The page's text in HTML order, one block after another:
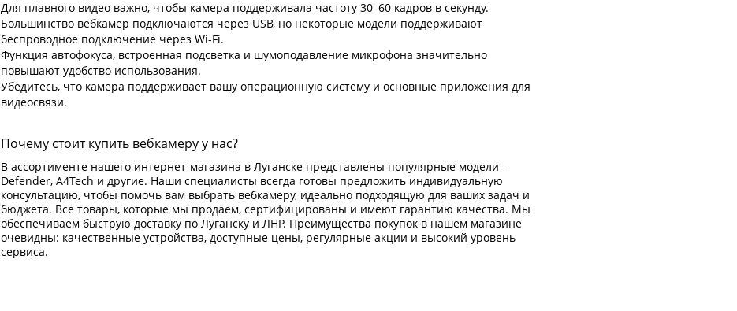
Для плавного видео важно, чтобы камера поддерживала частоту 30–60 кадров в секунду.
Большинство вебкамер подключаются через USB, но некоторые модели поддерживают
беспроводное подключение через Wi-Fi.
Функция автофокуса, встроенная подсветка и шумоподавление микрофона значительно
повышают удобство использования.
Убедитесь, что камера поддерживает вашу операционную систему и основные приложения для
видеосвязи.
Почему стоит купить вебкамеру у нас?
В ассортименте нашего интернет-магазина в Луганске представлены популярные модели –
Defender, A4Tech и другие. Наши специалисты всегда готовы предложить индивидуальную
консультацию, чтобы помочь вам выбрать вебкамеру, идеально подходящую для ваших задач и
бюджета. Все товары, которые мы продаем, сертифицированы и имеют гарантию качества. Мы
обеспечиваем быструю доставку по Луганску и ЛНР. Преимущества покупок в нашем магазине
очевидны: качественные устройства, доступные цены, регулярные акции и высокий уровень
сервиса.